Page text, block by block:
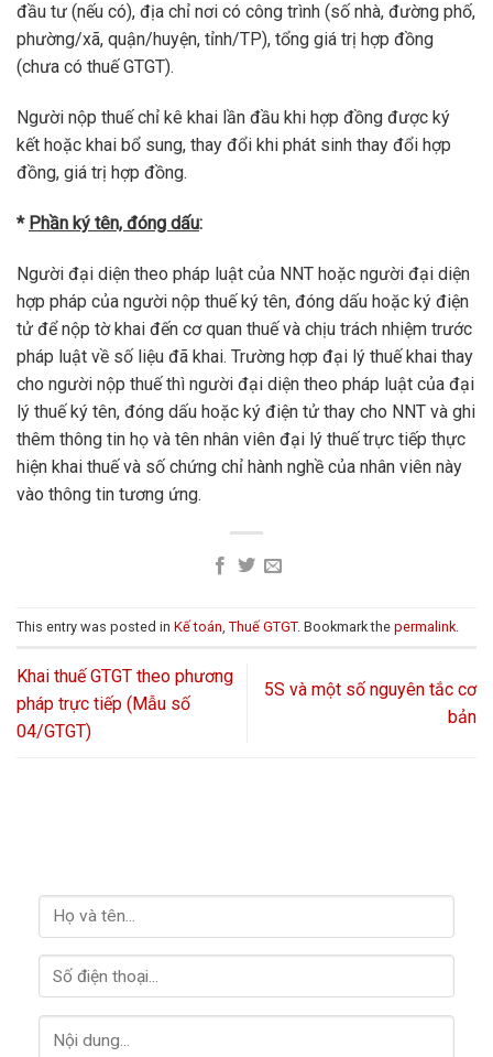
đầu tư (nếu có), địa chỉ nơi có công trình (số nhà, đường phố,
phường/xã, quận/huyện, tỉnh/TP), tổng giá trị hợp đồng
(chưa có thuế GTGT).
Người nộp thuế chỉ kê khai lần đầu khi hợp đồng được ký
kết hoặc khai bổ sung, thay đổi khi phát sinh thay đổi hợp
đồng, giá trị hợp đồng.
* Phần ký tên, đóng dấu:
Người đại diện theo pháp luật của NNT hoặc người đại diện
hợp pháp của người nộp thuế ký tên, đóng dấu hoặc ký điện
tử để nộp tờ khai đến cơ quan thuế và chịu trách nhiệm trước
pháp luật về số liệu đã khai. Trường hợp đại lý thuế khai thay
cho người nộp thuế thì người đại diện theo pháp luật của đại
lý thuế ký tên, đóng dấu hoặc ký điện tử thay cho NNT và ghi
thêm thông tin họ và tên nhân viên đại lý thuế trực tiếp thực
hiện khai thuế và số chứng chỉ hành nghề của nhân viên này
vào thông tin tương ứng.
This entry was posted in Kế toán Thuế GTGT. Bookmark the permalink
Khai thuế GTGT theo phương
pháp trực tiếp (Mẫu số
04/GTGT)
5S và một số nguyên tắc cơ
bản